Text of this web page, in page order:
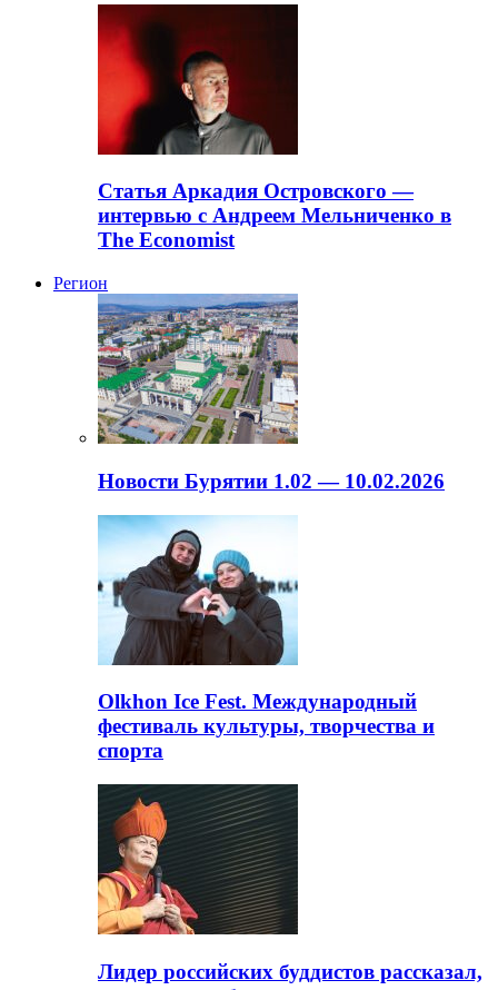
Статья Аркадия Островского —
интервью с Андреем Мельниченко в
The Economist
Регион
Новости Бурятии 1.02 — 10.02.2026
Olkhon Ice Fest. Международный
фестиваль культуры, творчества и
спорта
Лидер российских буддистов рассказал,